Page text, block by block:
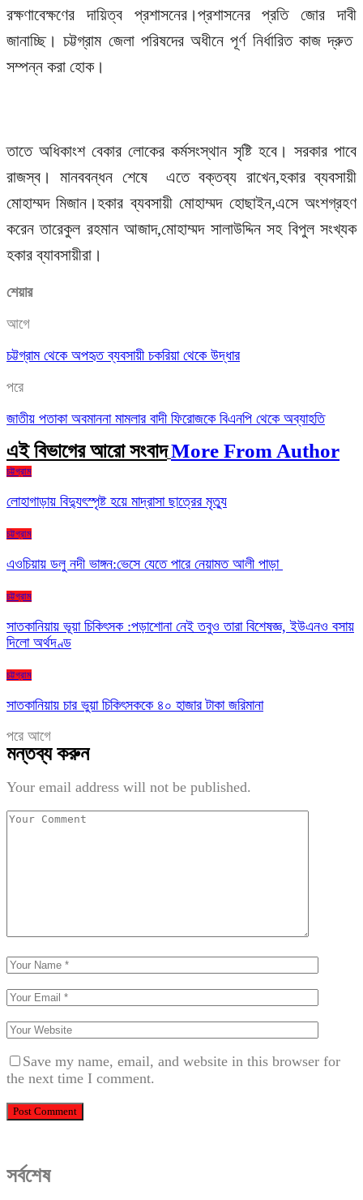
রক্ষণাবেক্ষণের দায়িত্ব প্রশাসনের।প্রশাসনের প্রতি জোর দাবী
জানাচ্ছি। চট্টগ্রাম জেলা পরিষদের অধীনে পূর্ণ নির্ধারিত কাজ দ্রুত
সম্পন্ন করা হোক।
তাতে অধিকাংশ বেকার লোকের কর্মসংস্থান সৃষ্টি হবে। সরকার পাবে
রাজস্ব। মানববন্ধন শেষে এতে বক্তব্য রাখেন,হকার ব্যবসায়ী
মোহাম্মদ মিজান।হকার ব্যবসায়ী মোহাম্মদ হোছাইন,এসে অংশগ্রহণ
করেন তারেকুল রহমান আজাদ,মোহাম্মদ সালাউদ্দিন সহ বিপুল সংখ্যক
হকার ব্যাবসায়ীরা।
শেয়ার
আগে
চট্টগ্রাম থেকে অপহৃত ব্যবসায়ী চকরিয়া থেকে উদ্ধার
পরে
জাতীয় পতাকা অবমাননা মামলার বাদী ফিরোজকে বিএনপি থেকে অব্যাহতি
এই বিভাগের আরো সংবাদMore From Author
চট্টগ্রাম
লোহাগাড়ায় বিদ্যুৎস্পৃষ্ট হয়ে মাদ্রাসা ছাত্রের মৃত্যু
চট্টগ্রাম
এওচিয়ায় ডলু নদী ভাঙ্গন:ভেসে যেতে পারে নেয়ামত আলী পাড়া
চট্টগ্রাম
সাতকানিয়ায় ভূয়া চিকিৎসক :পড়াশোনা নেই তবুও তারা বিশেষজ্ঞ, ইউএনও বসায়
দিলো অর্থদণ্ড
চট্টগ্রাম
সাতকানিয়ায় চার ভুয়া চিকিৎসককে ৪০ হাজার টাকা জরিমানা
পরে আগে
মন্তব্য করুন
Your email address will not be published.
Save my name, email, and website in this browser for
the next time I comment.
সর্বশেষ